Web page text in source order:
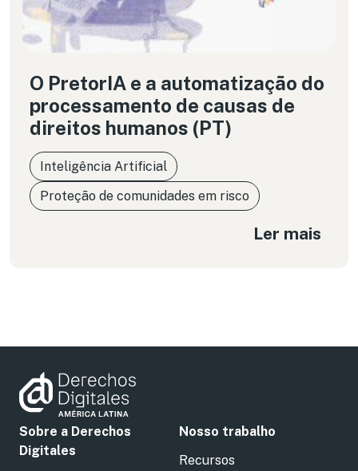
O PretorIA e a automatização do
processamento de causas de
direitos humanos (PT)
Inteligência Artificial
Proteção de comunidades em risco
Ler mais
Sobre a Derechos
Digitales
Nosso trabalho
Recursos